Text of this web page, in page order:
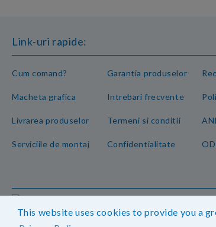
This website uses cookies to provide you a
Link-uri rapide:
Cum comand?
Macheta grafica
Livrarea produselor
Serviciile de montaj
Garantia produselor
Intrebari frecvente
Termeni si conditii
Confidentialitate